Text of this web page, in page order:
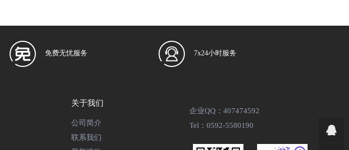
免费无忧服务 7x24小时服务
关于我们
公司简介
联系我们
企业QQ：407474592
Tel：0592-5580190